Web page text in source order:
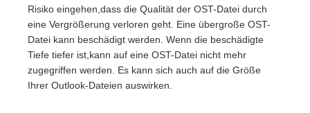
Risiko eingehen,dass die Qualität der OST-Datei durch
eine Vergrößerung verloren geht. Eine übergroße OST-
Datei kann beschädigt werden. Wenn die beschädigte
Tiefe tiefer ist,kann auf eine OST-Datei nicht mehr
zugegriffen werden. Es kann sich auch auf die Größe
Ihrer Outlook-Dateien auswirken.